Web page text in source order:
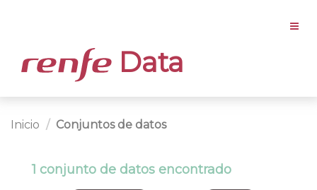
Data
Inicio Conjuntos de datos
1 conjunto de datos encontrado